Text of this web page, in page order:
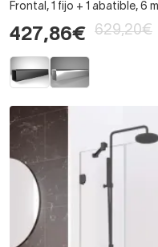
Frontal, 1 fijo + 1 abatible, 6
427,86€ 629,20€